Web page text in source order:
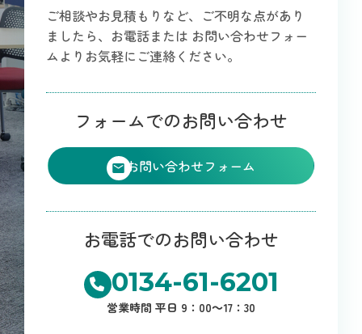
ご相談やお見積もりなど、ご不明な点があり
ましたら、お電話または お問い合わせフォー
ムよりお気軽にご連絡ください。
フォームでのお問い合わせ
お問い合わせフォーム
お電話でのお問い合わせ
0134-61-6201
営業時間 平日 9：00～17：30